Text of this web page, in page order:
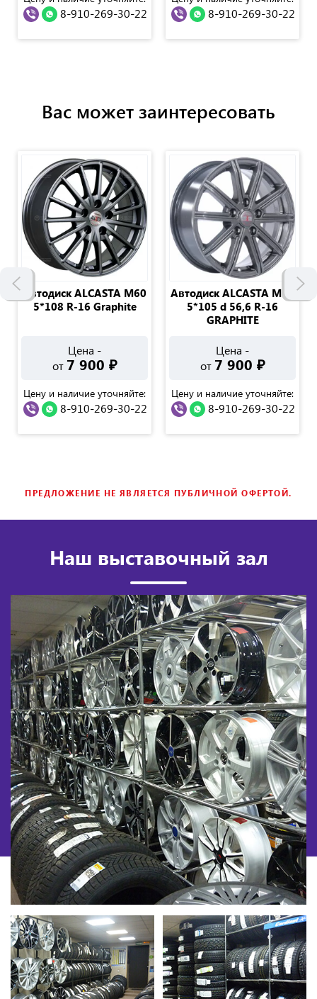
8-910-269-30-22 8-910-269-30-22
Вас может заинтересовать
Автодиск ALCASTA M60
5*108 R-16 Graphite
Цена -
от 7 900 ₽
Цену и наличие уточняйте:
8-910-269-30-22
Автодиск ALCASTA M64
5*105 d 56,6 R-16
GRAPHITE
Цена -
от 7 900 ₽
Цену и наличие уточняйте:
8-910-269-30-22
ПРЕДЛОЖЕНИЕ НЕ ЯВЛЯЕТСЯ ПУБЛИЧНОЙ ОФЕРТОЙ.
Наш выставочный зал